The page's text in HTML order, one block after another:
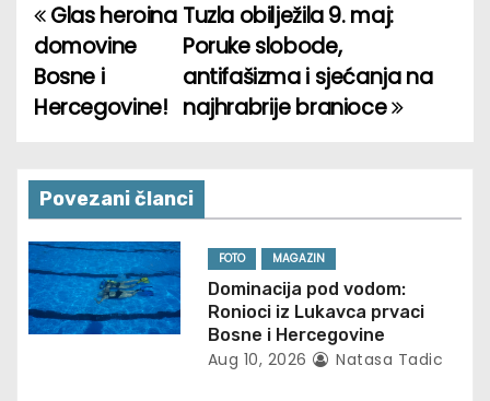
P
o
s
n
a
v
i
Tuzla obilježila 9. maj:
Poruke slobode,
antifašizma i sjećanja na
najhrabrije branioce
Glas heroina
domovine
Bosne i
Hercegovine!
Povezani članci
FOTO MAGAZIN
Dominacija pod vodom:
Ronioci iz Lukavca prvaci
Bosne i Hercegovine
Aug 10, 2026 Natasa Tadic